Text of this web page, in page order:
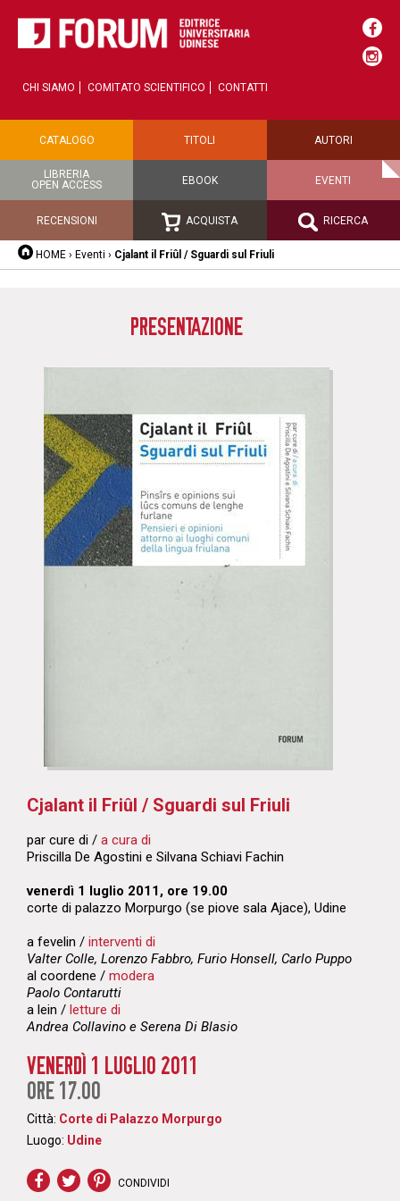
CHI SIAMO COMITATO SCIENTIFICO CONTATTI
CATALOGO TITOLI AUTORI
LIBRERIA
OPEN ACCESS
EBOOK EVENTI
RECENSIONI ACQUISTA RICERCA
HOME › Eventi › Cjalant il Friûl / Sguardi sul Friuli
PRESENTAZIONE
Cjalant il Friûl / Sguardi sul Friuli
par cure di / a cura di
Priscilla De Agostini e Silvana Schiavi Fachin
venerdì 1 luglio 2011, ore 19.00
corte di palazzo Morpurgo (se piove sala Ajace), Udine
a fevelin / interventi di
Valter Colle, Lorenzo Fabbro, Furio Honsell, Carlo Puppo
al coordene / modera
Paolo Contarutti
a lein / letture di
Andrea Collavino e Serena Di Blasio
VENERDÌ 1 LUGLIO 2011
ORE 17.00
Città: Corte di Palazzo Morpurgo
Luogo: Udine
CONDIVIDI